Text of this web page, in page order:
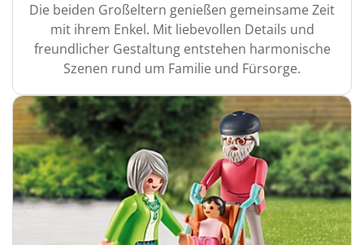
Die beiden Großeltern genießen gemeinsame Zeit
mit ihrem Enkel. Mit liebevollen Details und
freundlicher Gestaltung entstehen harmonische
Szenen rund um Familie und Fürsorge.